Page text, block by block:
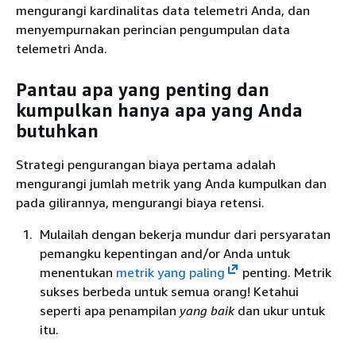
mengurangi kardinalitas data telemetri Anda, dan
menyempurnakan perincian pengumpulan data
telemetri Anda.
Pantau apa yang penting dan
kumpulkan hanya apa yang Anda
butuhkan
Strategi pengurangan biaya pertama adalah
mengurangi jumlah metrik yang Anda kumpulkan dan
pada gilirannya, mengurangi biaya retensi.
Mulailah dengan bekerja mundur dari persyaratan
pemangku kepentingan and/or Anda untuk
menentukan metrik yang paling
penting. Metrik
sukses berbeda untuk semua orang! Ketahui
seperti apa penampilan yang baikdan ukur untuk
itu.